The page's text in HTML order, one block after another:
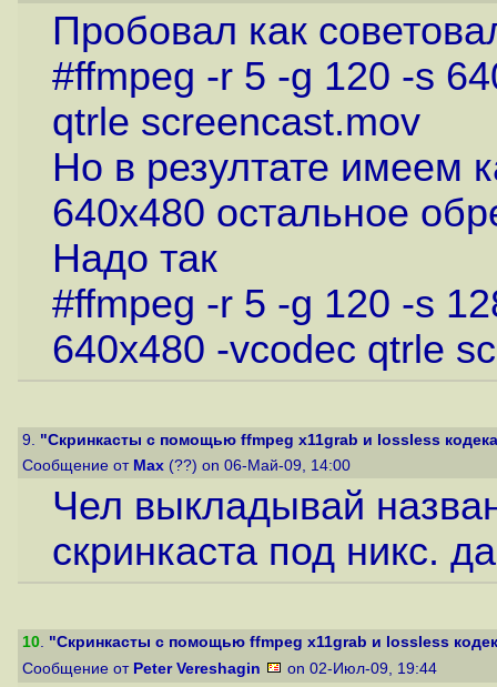
Пробовал как
#ffmpeg -r 5 -g 120 -s
qtrle screencast.mov
Но в резултате имеем
640х480 остальное
Надо так
#ffmpeg -r 5 -g 120 -s
640x480 -vcodec qtrle
9. "Скринкасты с помощью ffmpeg x11grab и lossless
Сообщение от Max (??) on 06-Май-09, 14:00
Чел выкладывай
скринкаста под никс.
10. "Скринкасты с помощью ffmpeg x11grab и lossless
Сообщение от Peter Vereshagin on 02-Июл-09, 19:44